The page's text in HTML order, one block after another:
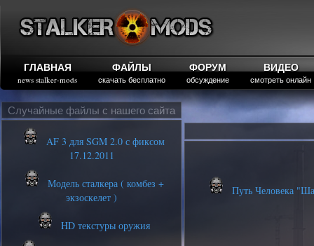
ГЛАВНАЯ
news stalker-mods
ФАЙЛЫ
скачать бесплатно
ФОРУМ
обсуждение
ВИДЕО
смотреть онлайн
Случайные файлы с нашего сайта
AF 3 для SGM 2.0 с фиксом
17.12.2011
Модель сталкера ( комбез +
экзоскелет )
HD текстуры оружия
Путь Человека